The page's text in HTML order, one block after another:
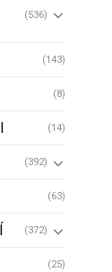
(536)
(143)
(8)
(14)
(392)
(63)
(372)
(25)